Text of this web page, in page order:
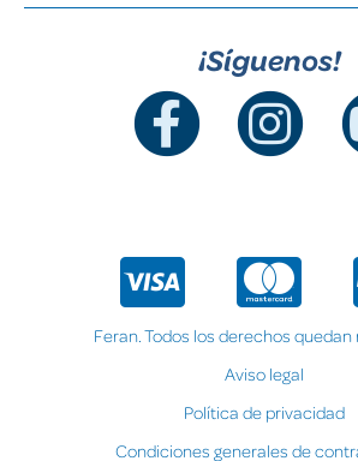
¡Síguenos!
Feran. Todos los derechos quedan
Aviso legal
Política de privacidad
Condiciones generales de